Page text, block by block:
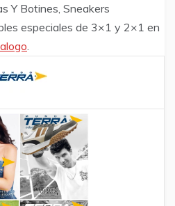
Y Botines, Sneakers
especiales de 3×1 y 2×1 en